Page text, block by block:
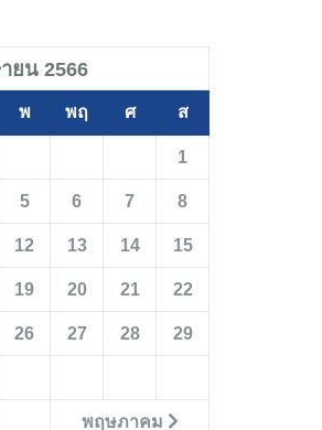
ยน 2566
พ พฤ ศ ส
พฤษภาคม
1
5 6 7 8
12 13 14 15
19 20 21 22
26 27 28 29